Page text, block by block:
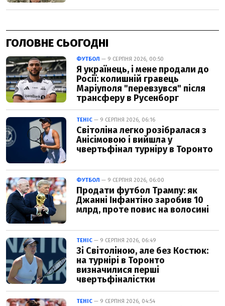
ГОЛОВНЕ СЬОГОДНІ
ФУТБОЛ — 9 СЕРПНЯ 2026, 00:50
Я українець, і мене продали до
Росії: колишній гравець
Маріуполя "перевзувся" після
трансферу в Русенборг
ТЕНІС — 9 СЕРПНЯ 2026, 06:16
Світоліна легко розібралася з
Анісімовою і вийшла у
чвертьфінал турніру в Торонто
ФУТБОЛ — 9 СЕРПНЯ 2026, 06:00
Продати футбол Трампу: як
Джанні Інфантіно заробив 10
млрд, проте повис на волосині
ТЕНІС — 9 СЕРПНЯ 2026, 06:49
Зі Світоліною, але без Костюк:
на турнірі в Торонто
визначилися перші
чвертьфіналістки
ТЕНІС — 9 СЕРПНЯ 2026, 04:54